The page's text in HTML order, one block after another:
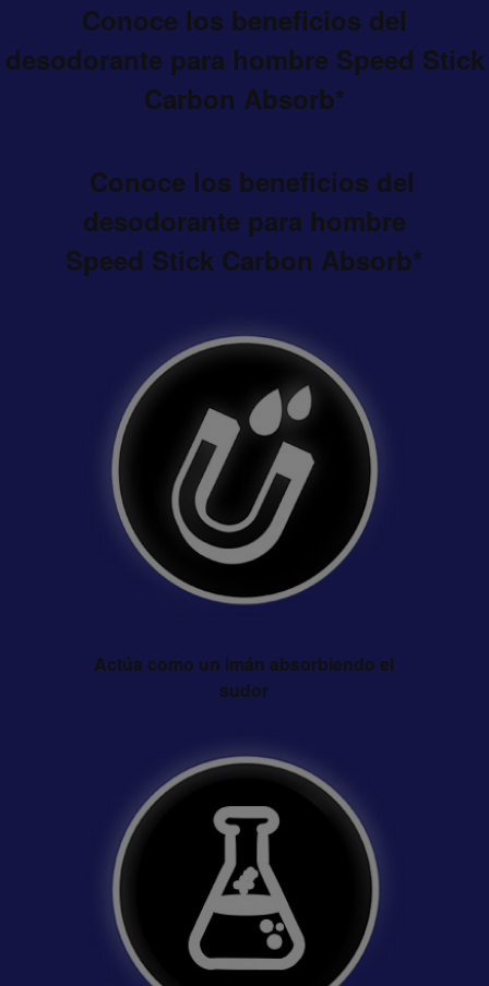
Conoce los beneficios del
desodorante para hombre Speed Stick
Carbon Absorb*
Conoce los beneficios del
desodorante para hombre
Speed Stick Carbon Absorb*
Actúa como un imán absorbiendo el
sudor